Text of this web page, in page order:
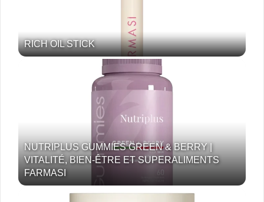
RICH OIL STICK
NUTRIPLUS GUMMIES GREEN & BERRY |
VITALITÉ, BIEN-ÊTRE ET SUPERALIMENTS
FARMASI